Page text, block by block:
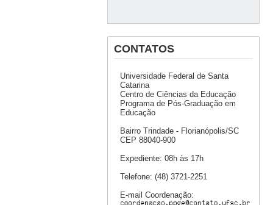
CONTATOS
Universidade Federal de Santa
Catarina
Centro de Ciências da Educação
Programa de Pós-Graduação em
Educação
Bairro Trindade - Florianópolis/SC
CEP 88040-900
Expediente: 08h às 17h
Telefone: (48) 3721-2251
E-mail Coordenação: